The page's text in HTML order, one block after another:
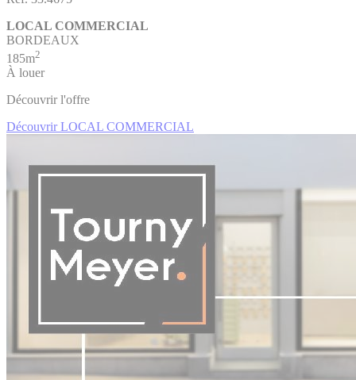
LOCAL COMMERCIAL
BORDEAUX
185m2
À louer
Découvrir l'offre
Découvrir LOCAL COMMERCIAL